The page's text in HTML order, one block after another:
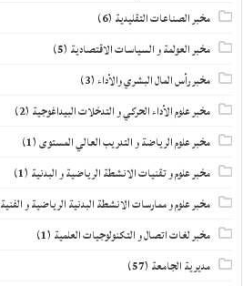
مخبر الصناعات التقليدية (6)
مخبر العولمة و السياسات الاقتصادية (5)
مخبر رأس المال البشري والأداء(3)
مخبر علوم الأداء الحركي و التدخلات البيداغوجية (2)
مخبر علوم الرياضة و التدريب العالي المستوى(1)
مخبر علوم و تقنيات الانشطة الرياضية و البدنية (1)
مخبر علوم و ممارسات الانشطة البدنية الرياضية و الفنية
مخبر لغات اتصال و التكنولوجيات العلمية (1)
مديرية الجامعة (57)